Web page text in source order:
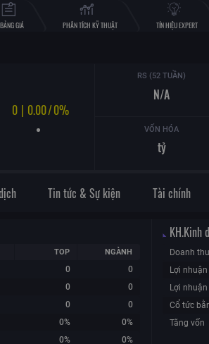
BẢNG GIÁ PHÂN TÍCH KỸ THUẬT TÍN HIỆU EXPERT
0 | 0.00/0%
RS (52 TUẦN)
N/A
VỐN HÓA
tỷ
Tin tức & Sự kiện Tài chính
TOP NGÀNH
0
0
0
0
0
0
0%
0%
0% 0%
KH.Kinh
Doanh thu
Lợi
Lợi
Cổ tức
Tăng vốn